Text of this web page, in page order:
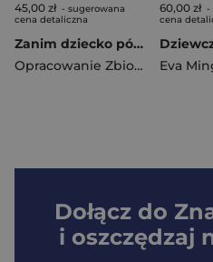
45,00 zł - sugerowana
cena detaliczna
Zanim dziecko pójdzie do szkoły
Opracowanie Zbiorowe
60,00 zł -
cena
Eva
Dołącz do
i oszczędzaj